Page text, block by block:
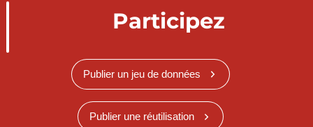
Participez
Publier un jeu de données
Publier une réutilisation